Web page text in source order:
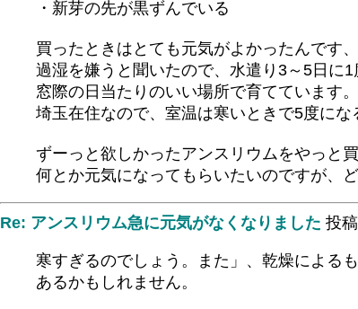
・新芽の先が黒ずんでいる
買ったときはとても元気がよかったんです、
過湿を嫌うと聞いたので、水遣り3～5日に
窓際の日当たりのいい場所で育てています。
埼玉在住なので、室温は寒いときで5度にな
ずーっと欲しかったアンスリウムをやっと
何とか元気になってもらいたいのですが、
Re: アンスリウム急に元気がなくなりました 投稿
寒すぎるのでしょう。また」、乾燥による
あるかもしれません。